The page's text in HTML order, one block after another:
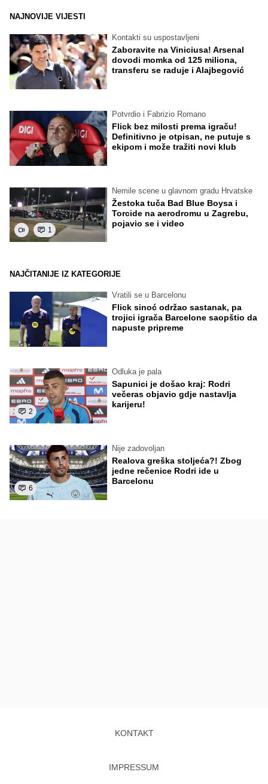
NAJNOVIJE VIJESTI
Kontakti su uspostavljeni
Zaboravite na Viniciusa! Arsenal
dovodi momka od 125 miliona,
transferu se raduje i Alajbegović
Potvrdio i Fabrizio Romano
Flick bez milosti prema igraču!
Definitivno je otpisan, ne putuje s
ekipom i može tražiti novi klub
1
Nemile scene u glavnom gradu Hrvatske
Žestoka tuča Bad Blue Boysa i
Torcide na aerodromu u Zagrebu,
pojavio se i video
NAJČITANIJE IZ KATEGORIJE
Vratili se u Barcelonu
Flick sinoć održao sastanak, pa
trojici igrača Barcelone saopštio da
napuste pripreme
2
Odluka je pala
Sapunici je došao kraj: Rodri
večeras objavio gdje nastavlja
karijeru!
6
Nije zadovoljan
Realova greška stoljeća?! Zbog
jedne rečenice Rodri ide u
Barcelonu
KONTAKT
IMPRESSUM